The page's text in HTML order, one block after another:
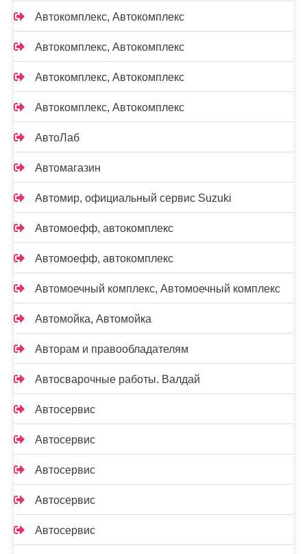
Автокомплекс, Автокомплекс
Автокомплекс, Автокомплекс
Автокомплекс, Автокомплекс
Автокомплекс, Автокомплекс
АвтоЛаб
Автомагазин
Автомир, официальный сервис Suzuki
Автомоефф, автокомплекс
Автомоефф, автокомплекс
Автомоечный комплекс, Автомоечный комплекс
Автомойка, Автомойка
Авторам и правообладателям
Автосварочные работы. Валдай
Автосервис
Автосервис
Автосервис
Автосервис
Автосервис